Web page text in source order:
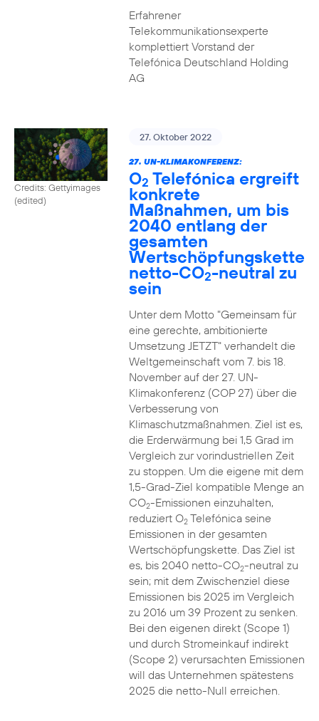
Erfahrener
Telekommunikationsexperte
komplettiert Vorstand der
Telefónica Deutschland Holding
AG
Credits: Gettyimages
(edited)
27. Oktober 2022
27. UN-KLIMAKONFERENZ:
O2 Telefónica ergreift
konkrete
Maßnahmen, um bis
2040 entlang der
gesamten
Wertschöpfungskette
netto-CO2-neutral zu
sein
Unter dem Motto "Gemeinsam für
eine gerechte, ambitionierte
Umsetzung JETZT" verhandelt die
Weltgemeinschaft vom 7. bis 18.
November auf der 27. UN-
Klimakonferenz (COP 27) über die
Verbesserung von
Klimaschutzmaßnahmen. Ziel ist es,
die Erderwärmung bei 1,5 Grad im
Vergleich zur vorindustriellen Zeit
zu stoppen. Um die eigene mit dem
1,5-Grad-Ziel kompatible Menge an
CO2-Emissionen einzuhalten,
reduziert O2Telefónica seine
Emissionen in der gesamten
Wertschöpfungskette. Das Ziel ist
es, bis 2040 netto-CO2-neutral zu
sein; mit dem Zwischenziel diese
Emissionen bis 2025 im Vergleich
zu 2016 um 39 Prozent zu senken.
Bei den eigenen direkt (Scope 1)
und durch Stromeinkauf indirekt
(Scope 2) verursachten Emissionen
will das Unternehmen spätestens
2025 die netto-Null erreichen.